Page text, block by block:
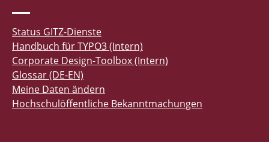
Status GITZ-Dienste
Handbuch für TYPO3 (Intern)
Corporate Design-Toolbox (Intern)
Glossar (DE-EN)
Meine Daten ändern
Hochschulöffentliche Bekanntmachungen